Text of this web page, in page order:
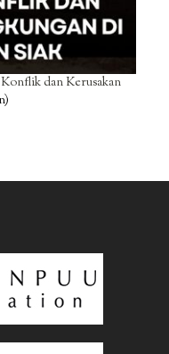
dan Kerusakan